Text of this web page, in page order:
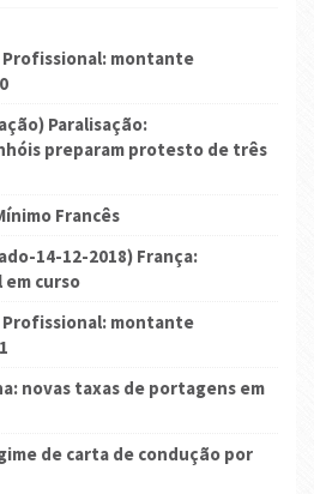
Profissional: montante
Paralisação:
preparam protesto de três
Francês
14-12-2018) França:
curso
Profissional: montante
novas taxas de portagens em
de carta de condução por